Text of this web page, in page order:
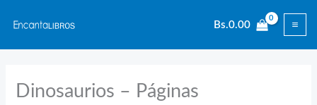
contenido
Bs.0.00
Dinosaurios – Páginas